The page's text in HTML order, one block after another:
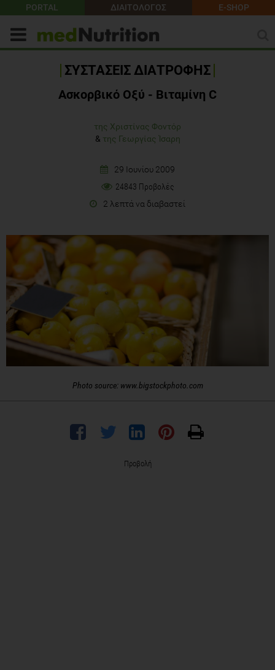
PORTAL ΔΙΑΙΤΟΛΟΓΟΣ E-SHOP
ΣΥΣΤΑΣΕΙΣ ΔΙΑΤΡΟΦΗΣ
Ασκορβικό Οξύ - Βιταμίνη C
της Χριστίνας Φοντόρ
& της Γεωργίας Ίσαρη
29 Ιουνίου 2009
24843 Προβολές
2 λεπτά να διαβαστεί
Photo source: www.bigstockphoto.com
Προβολή